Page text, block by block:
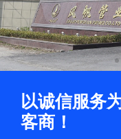
以诚信服务
客商！